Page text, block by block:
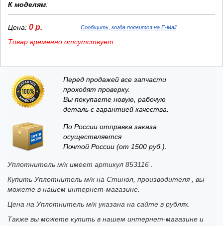
К моделям:
Цена: 0 р. Сообщить, когда появится на E-Mail
Товар временно отсутствует
Перед продажей все запчасти
проходят проверку.
Вы покупаете новую, рабочую
деталь с гарантией качества.
По России отправка заказа
осуществляется
Почтой России (от 1500 руб.).
Уплотнитель м/к имеет артикул 853116 .
Купить Уплотнитель м/к на Стинол, производителя , вы
можете в нашем интернет-магазине.
Цена на Уплотнитель м/к указана на сайте в рублях.
Также вы можете купить в нашем интернет-магазине и